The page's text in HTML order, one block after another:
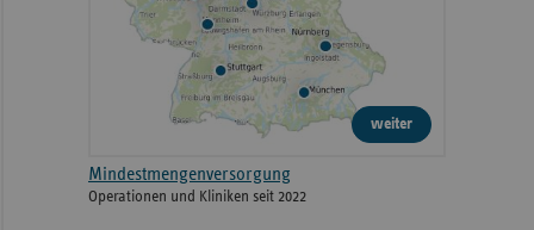
weiter
Mindestmengenversorgung
Operationen und Kliniken seit 2022